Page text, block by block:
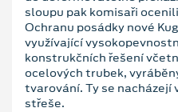
sloupu pak komisaři
Ochranu posádky nové
využívající
konstrukčních řešení
ocelových trubek,
tvarování. Ty se nacházejí
střeše.